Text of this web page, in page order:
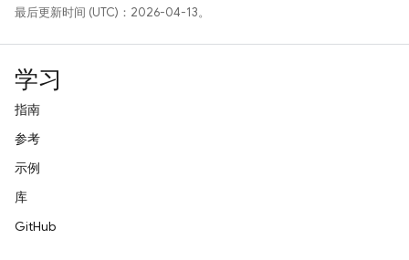
最后更新时间 (UTC)：2026-04-13。
学习
指南
参考
示例
库
GitHub